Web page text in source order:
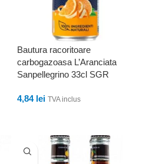
Bautura racoritoare
carbogazoasa L’Aranciata
Sanpellegrino 33cl SGR
4,84 lei TVA inclus